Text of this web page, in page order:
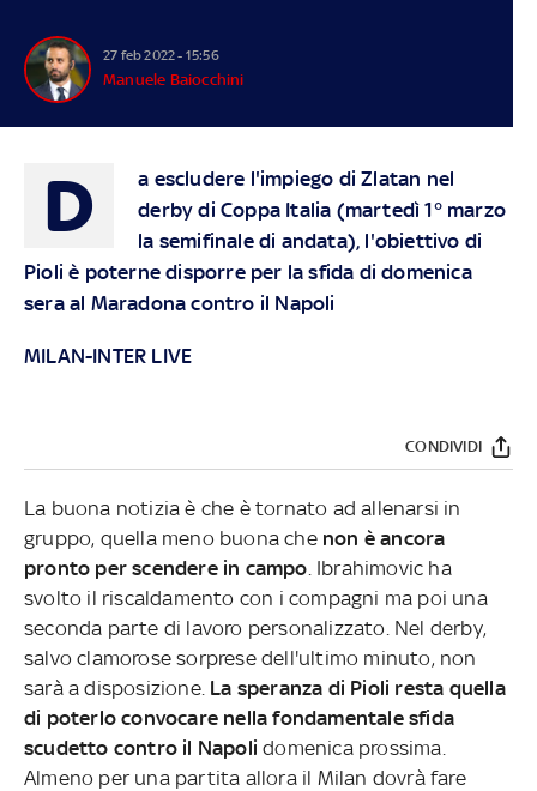
27 feb 2022 - 15:56
Manuele Baiocchini
D
a escludere l'impiego di Zlatan nel
derby di Coppa Italia (martedì 1° marzo
la semifinale di andata), l'obiettivo di
Pioli è poterne disporre per la sfida di domenica
sera al Maradona contro il Napoli
MILAN-INTER LIVE
CONDIVIDI
La buona notizia è che è tornato ad allenarsi in
gruppo, quella meno buona chenon è ancora
pronto per scendere in campo . Ibrahimovic ha
svolto il riscaldamento con i compagni ma poi una
seconda parte di lavoro personalizzato. Nel derby,
salvo clamorose sorprese dell'ultimo minuto, non
sarà a disposizione. La speranza di Pioli resta quella
di poterlo convocare nella fondamentale sfida
scudetto contro il Napolidomenica prossima.
Almeno per una partita allora il Milan dovrà fare